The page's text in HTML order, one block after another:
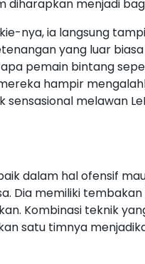
menjadi
nya, ia langsung
yang luar
pemain bintang
hampir
melawan
dalam hal ofensif
Dia memiliki
Kombinasi teknik
satu timnya